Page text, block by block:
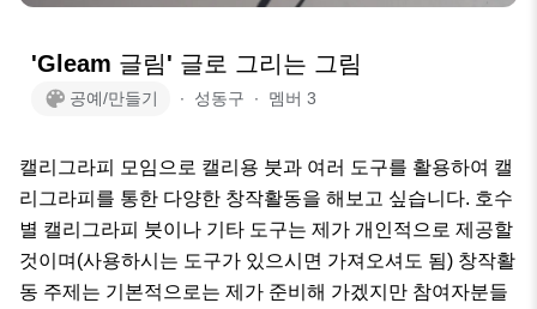
'Gleam 글림' 글로 그리는 그림
공예/만들기 ∙ 성동구 ∙ 멤버 3
캘리그라피 모임으로 캘리용 붓과 여러 도구를 활용하여 캘
리그라피를 통한 다양한 창작활동을 해보고 싶습니다. 호수
별 캘리그라피 붓이나 기타 도구는 제가 개인적으로 제공할
것이며(사용하시는 도구가 있으시면 가져오셔도 됨) 창작활
동 주제는 기본적으로는 제가 준비해 가겠지만 참여자분들